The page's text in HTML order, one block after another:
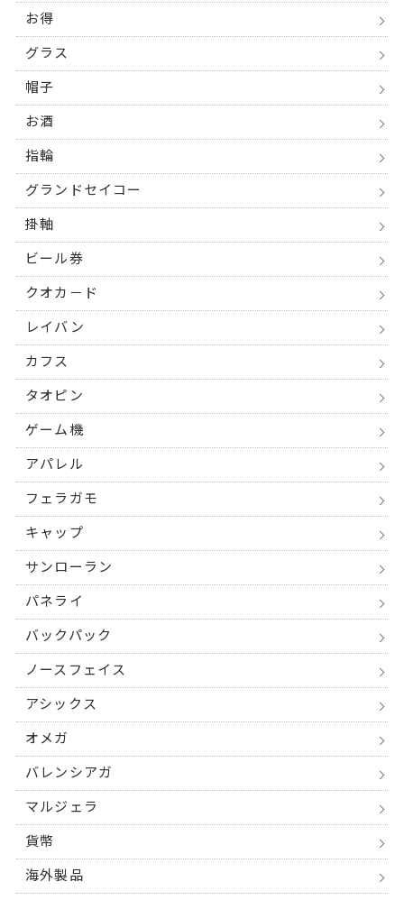
お得
グラス
帽子
お酒
指輪
グランドセイコー
掛軸
ビール券
クオカ－ド
レイバン
カフス
タオピン
ゲーム機
アパレル
フェラガモ
キャップ
サンローラン
パネライ
バックパック
ノースフェイス
アシックス
オメガ
バレンシアガ
マルジェラ
貨幣
海外製品